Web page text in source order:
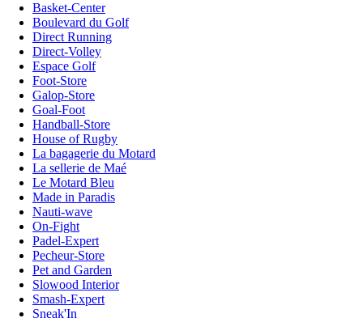
Basket-Center
Boulevard du Golf
Direct Running
Direct-Volley
Espace Golf
Foot-Store
Galop-Store
Goal-Foot
Handball-Store
House of Rugby
La bagagerie du Motard
La sellerie de Maé
Le Motard Bleu
Made in Paradis
Nauti-wave
On-Fight
Padel-Expert
Pecheur-Store
Pet and Garden
Slowood Interior
Smash-Expert
Sneak'In